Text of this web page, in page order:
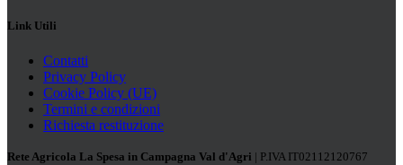
Link Utili
Contatti
Privacy Policy
Cookie Policy (UE)
Termini e condizioni
Richiesta restituzione
Rete Agricola La Spesa in Campagna Val d'Agri | P.IVA IT02112120767